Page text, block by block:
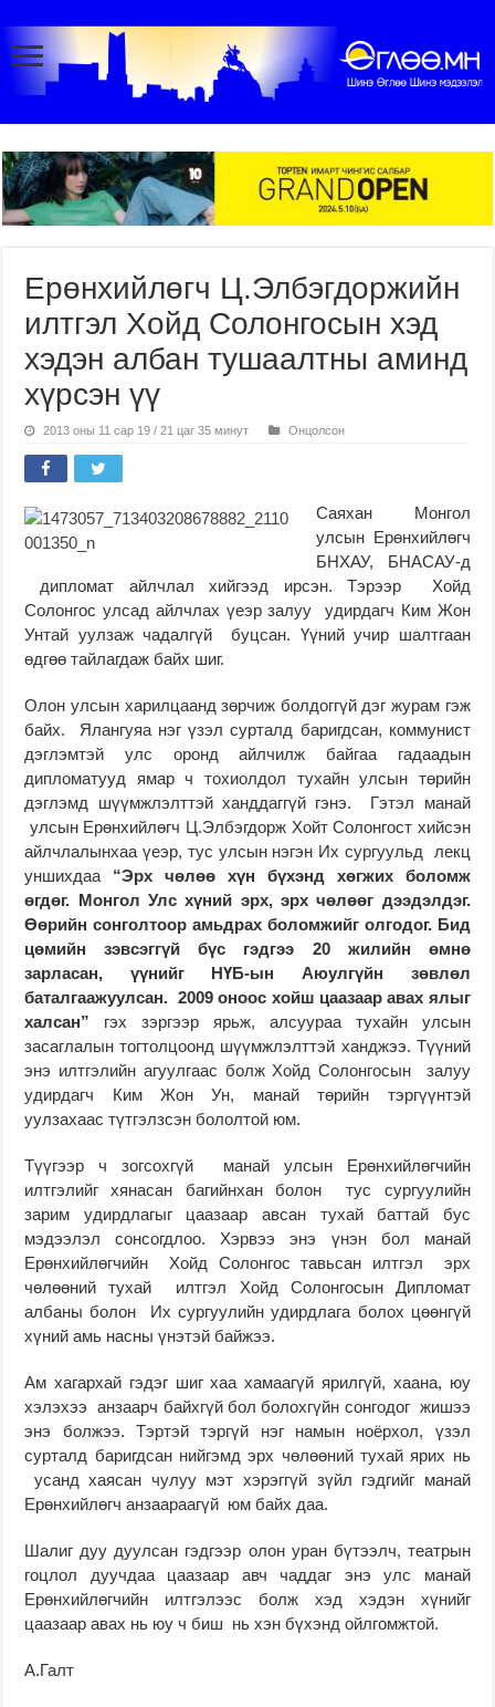
Ерөнхийлөгч Ц.Элбэгдоржийн
илтгэл Хойд Солонгосын хэд
хэдэн албан тушаалтны аминд
хүрсэн үү
2013 оны 11 сар 19 / 21 цаг 35 минут Онцолсон
Саяхан Монгол
улсын Ерөнхийлөгч
БНХАУ, БНАСАУ-д
дипломат айлчлал хийгээд ирсэн. Тэрээр Хойд
Солонгос улсад айлчлах үеэр залуу удирдагч Ким Жон
Унтай уулзаж чадалгүй буцсан. Үүний учир шалтгаан
өдгөө тайлагдаж байх шиг.
Олон улсын харилцаанд зөрчиж болдоггүй дэг журам гэж
байх. Ялангуяа нэг үзэл сурталд баригдсан, коммунист
дэглэмтэй улс оронд айлчилж байгаа гадаадын
дипломатууд ямар ч тохиолдол тухайн улсын төрийн
дэглэмд шүүмжлэлттэй ханддаггүй гэнэ. Гэтэл манай
улсын Ерөнхийлөгч Ц.Элбэгдорж Хойт Солонгост хийсэн
айлчлалынхаа үеэр, тус улсын нэгэн Их сургуульд лекц
уншихдаа “Эрх чөлөө хүн бүхэнд хөгжих боломж
өгдөг. Монгол Улс хүний эрх, эрх чөлөөг дээдэлдэг.
Өөрийн сонголтоор амьдрах боломжийг олгодог. Бид
цөмийн зэвсэггүй бүс гэдгээ 20 жилийн өмнө
зарласан, үүнийг НҮБ-ын Аюулгүйн зөвлөл
баталгаажуулсан. 2009 оноос хойш цаазаар авах ялыг
халсан” гэх зэргээр ярьж, алсуураа тухайн улсын
засаглалын тогтолцоонд шүүмжлэлттэй ханджээ. Түүний
энэ илтгэлийн агуулгаас болж Хойд Солонгосын залуу
удирдагч Ким Жон Ун, манай төрийн тэргүүнтэй
уулзахаас түтгэлзсэн бололтой юм.
Түүгээр ч зогсохгүй мaнай улсын Ерөнхийлөгчийн
илтгэлийг хянасан багийнхан болон тус сургуулийн
зарим удирдлагыг цаазаар авсан тухай баттай бус
мэдээлэл сонсогдлоо. Хэрвээ энэ үнэн бол манай
Ерөнхийлөгчийн Хойд Солонгос тавьсан илтгэл эрх
чөлөөний тухай илтгэл Хойд Солонгосын Дипломат
албаны болон Их сургуулийн удирдлага болох цөөнгүй
хүний амь насны үнэтэй байжээ.
Ам хагархай гэдэг шиг хаа хамаагүй ярилгүй, хаана, юу
хэлэхээ анзаарч байхгүй бол болохгүйн сонгодог жишээ
энэ болжээ. Тэртэй тэргүй нэг намын ноёрхол, үзэл
сурталд баригдсан нийгэмд эрх чөлөөний тухай ярих нь
усанд хаясан чулуу мэт хэрэггүй зүйл гэдгийг манай
Ерөнхийлөгч анзаараагүй юм байх даа.
Шалиг дуу дуулсан гэдгээр олон уран бүтээлч, театрын
гоцлол дуучдаа цаазаар авч чаддаг энэ улс манай
Ерөнхийлөгчийн илтгэлээс болж хэд хэдэн хүнийг
цаазаар авах нь юу ч биш нь хэн бүхэнд ойлгомжтой.
А.Галт